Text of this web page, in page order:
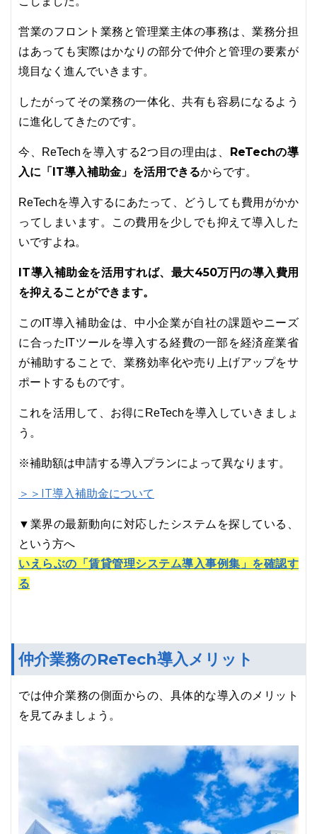
営業のフロント業務と管理業主体の事務は、業務分担
はあっても実際はかなりの部分で仲介と管理の要素が
境目なく進んでいきます。
したがってその業務の一体化、共有も容易になるよう
に進化してきたのです。
今、ReTechを導入する2つ目の理由は、
ReTechの導
入に「IT導入補助金」を活用できるからです。
ReTechを導入するにあたって、どうしても費用がかか
ってしまいます。この費用を少しでも抑えて導入した
いですよね。
IT導入補助金を活用すれば、最大450万円の導入費用
を抑えることができます。
このIT導入補助金は、中小企業が自社の課題やニーズ
に合ったITツールを導入する経費の一部を経済産業省
が補助することで、業務効率化や売り上げアップをサ
ポートするものです。
これを活用して、お得にReTechを導入していきましょ
う。
※補助額は申請する導入プランによって異なります。
＞＞IT導入補助金について
▼業界の最新動向に対応したシステムを探している、
という方へ
いえらぶの「賃貸管理システム導入事例集」を確認す
る
仲介業務のReTech導入メリット
では仲介業務の側面からの、具体的な導入のメリット
を見てみましょう。